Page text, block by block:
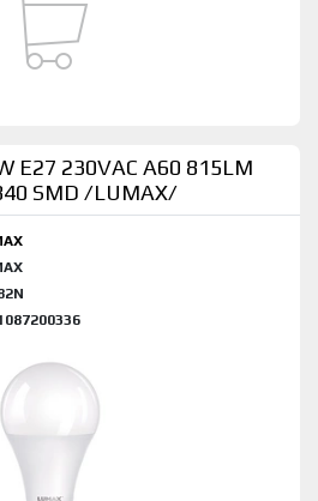
E27 230VAC A60 815LM
SMD /LUMAX/